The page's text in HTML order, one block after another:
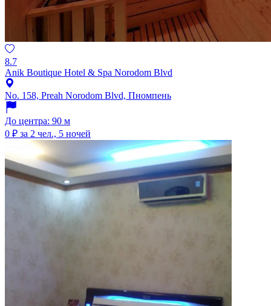
8.7
Anik Boutique Hotel & Spa Norodom Blvd
No. 158, Preah Norodom Blvd, Пномпень
До центра: 90 м
0 ₽ за 2 чел., 5 ночей